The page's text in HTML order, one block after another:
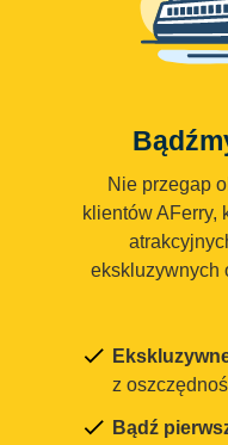
Nie przegap
klientów AFerry,
ekskluzywnych
z
Bądź